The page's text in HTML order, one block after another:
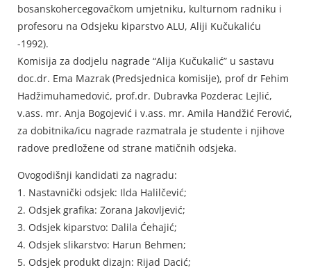
bosanskohercegovačkom umjetniku, kulturnom radniku i
profesoru na Odsjeku kiparstvo ALU, Aliji Kučukaliću
-1992).
Komisija za dodjelu nagrade “Alija Kučukalić” u sastavu
doc.dr. Ema Mazrak (Predsjednica komisije), prof dr Fehim
Hadžimuhamedović, prof.dr. Dubravka Pozderac Lejlić,
v.ass. mr. Anja Bogojević i v.ass. mr. Amila Handžić Ferović,
za dobitnika/icu nagrade razmatrala je studente i njihove
radove predložene od strane matičnih odsjeka.
Ovogodišnji kandidati za nagradu:
1. Nastavnički odsjek: Ilda Halilčević;
2. Odsjek grafika: Zorana Jakovljević;
3. Odsjek kiparstvo: Dalila Ćehajić;
4. Odsjek slikarstvo: Harun Behmen;
5. Odsjek produkt dizajn: Rijad Dacić;